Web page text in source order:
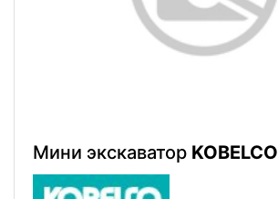
Мини экскаватор KOBELCO